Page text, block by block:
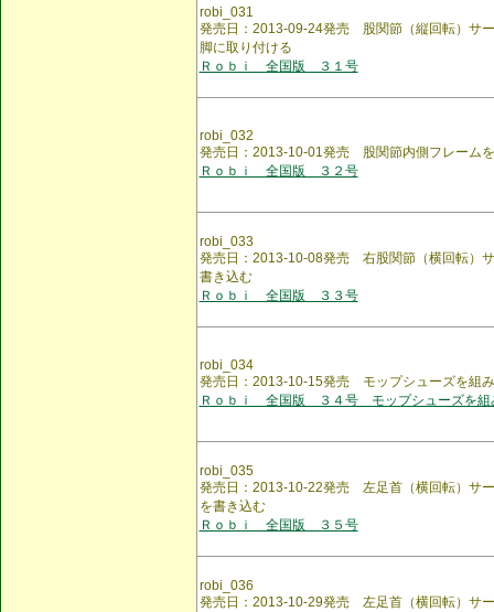
robi_031
発売日：2013-09-24発売 股関節（縦回転）サ
脚に取り付ける
Ｒｏｂｉ 全国版 ３１号
robi_032
発売日：2013-10-01発売 股関節内側フレーム
Ｒｏｂｉ 全国版 ３２号
robi_033
発売日：2013-10-08発売 右股関節（横回転）
書き込む
Ｒｏｂｉ 全国版 ３３号
robi_034
発売日：2013-10-15発売 モップシューズを組
Ｒｏｂｉ 全国版 ３４号 モップシューズを組
robi_035
発売日：2013-10-22発売 左足首（横回転）サ
を書き込む
Ｒｏｂｉ 全国版 ３５号
robi_036
発売日：2013-10-29発売 左足首（横回転）サ